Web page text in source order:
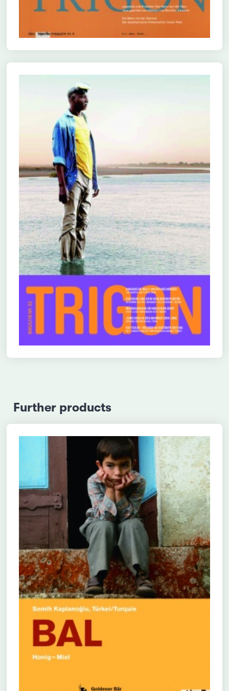
Further products